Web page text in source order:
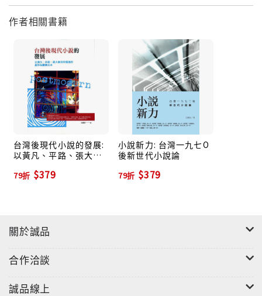
作者相關書籍
台灣後現代小說的發展:
以黃凡、平路、張大春
文本
79折 $379
小說新力: 台灣一九七O
後新世代小說論
79折 $379
關於誠品
合作洽談
誠品線上